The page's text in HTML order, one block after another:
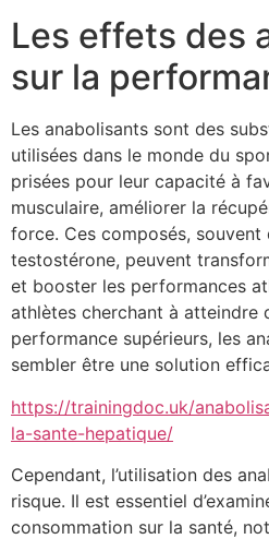
Les effets des
sur la
Les anabolisants sont des
utilisées dans le monde du
prisées pour leur capacité à
musculaire, améliorer la
force. Ces composés, souvent
testostérone, peuvent
et booster les performances
athlètes cherchant à atteindre
performance supérieurs, les
sembler être une solution
https://trainingdoc.uk/
la-sante-hepatique/
Cependant, l’utilisation des
risque. Il est essentiel
consommation sur la santé,